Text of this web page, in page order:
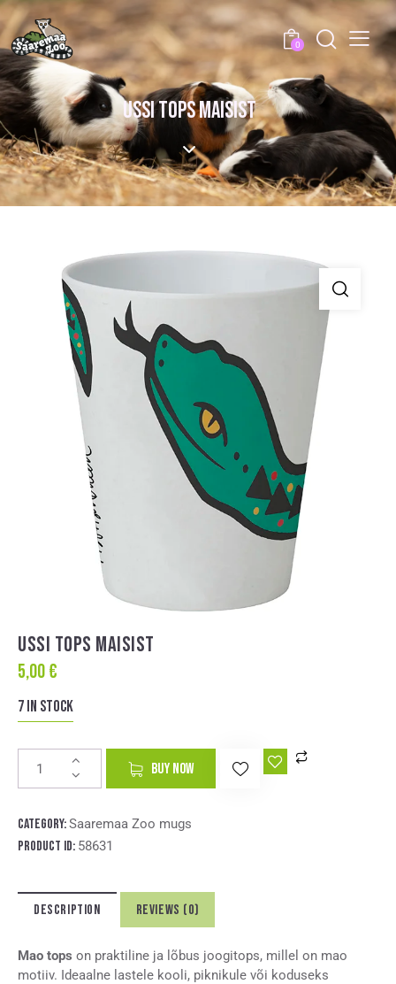
0
USSI TOPS MAISIST
USSI TOPS MAISIST
5,00€
7 in stock
BUY NOW
e
:
Category:Saaremaa Zoo mugs
Product ID: 58631
DESCRIPTION REVIEWS (0)
Mao tops on praktiline ja lõbus joogitops, millel on mao
motiiv. Ideaalne lastele kooli, piknikule või koduseks